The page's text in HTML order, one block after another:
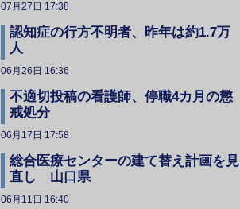
07月27日 17:38
認知症の行方不明者、昨年は約1.7万
人
06月26日 16:36
不適切投稿の看護師、停職4カ月の懲
戒処分
06月17日 17:58
総合医療センターの建て替え計画を見
直し 山口県
06月11日 16:40